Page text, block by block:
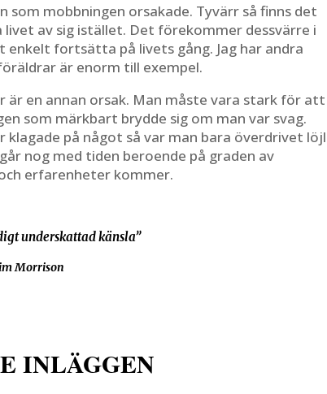
som mobbningen orsakade. Tyvärr så finns det
av sig istället. Det förekommer dessvärre i
fortsätta på livets gång. Jag har andra
är enorm till exempel.
en annan orsak. Man måste vara stark för att
som märkbart brydde sig om man var svag.
klagade på något så var man bara överdrivet
nog med tiden beroende på graden av
erfarenheter kommer.
underskattad känsla”
Morrison
INLÄGGEN